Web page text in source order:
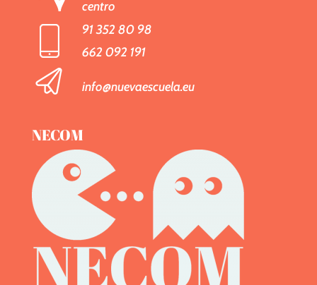
centro
91 352 80 98
662 092 191
info@nuevaescuela.eu
NECOM